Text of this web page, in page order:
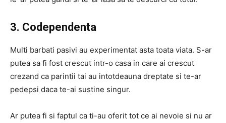
3. Codependenta
Multi barbati pasivi au experimentat asta toata viata. S-ar
putea sa fi fost crescut intr-o casa in care ai crescut
crezand ca parintii tai au intotdeauna dreptate si te-ar
pedepsi daca te-ai sustine singur.
Ar putea fi si faptul ca ti-au oferit tot ce ai nevoie si nu ar